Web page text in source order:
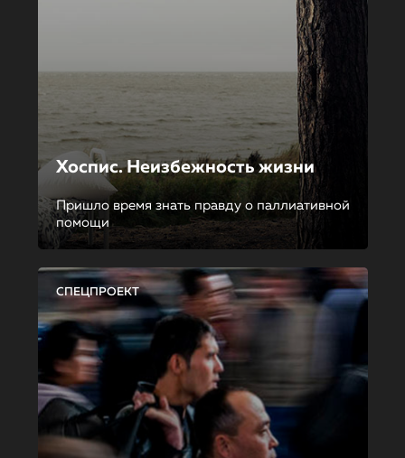
Хоспис. Неизбежность жизни
Пришло время знать правду о паллиативной
помощи
СПЕЦПРОЕКТ